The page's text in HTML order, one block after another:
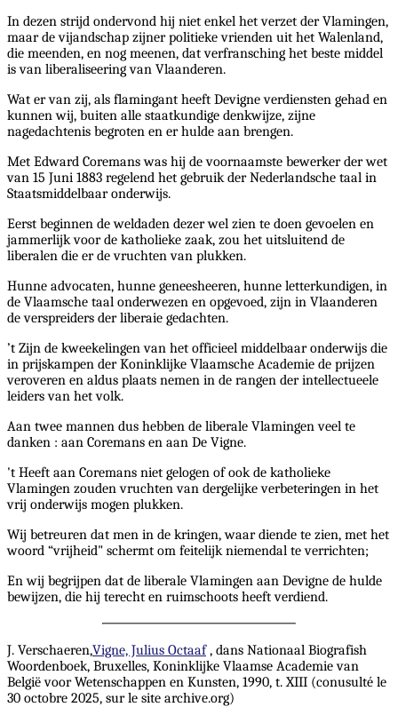
In dezen strijd ondervond hij niet enkel het verzet der Vlamingen,
maar de vijandschap zijner politieke vrienden uit het Walenland,
die meenden, en nog meenen, dat verfransching het beste middel
is van liberaliseering van Vlaanderen.
Wat er van zij, als flamingant heeft Devigne verdiensten gehad en
kunnen wij, buiten alle staatkundige denkwijze, zijne
nagedachtenis begroten en er hulde aan brengen.
Met Edward Coremans was hij de voornaamste bewerker der wet
van 15 Juni 1883 regelend het gebruik der Nederlandsche taal in
Staatsmiddelbaar onderwijs.
Eerst beginnen de weldaden dezer wel zien te doen gevoelen en
jammerlijk voor de katholieke zaak, zou het uitsluitend de
liberalen die er de vruchten van plukken.
Hunne advocaten, hunne geneesheeren, hunne letterkundigen, in
de Vlaamsche taal onderwezen en opgevoed, zijn in Vlaanderen
de verspreiders der liberaie gedachten.
’t Zijn de kweekelingen van het officieel middelbaar onderwijs die
in prijskampen der Koninklijke Vlaamsche Academie de prijzen
veroveren en aldus plaats nemen in de rangen der intellectueele
leiders van het volk.
Aan twee mannen dus hebben de liberale Vlamingen veel te
danken : aan Coremans en aan De Vigne.
't Heeft aan Coremans niet gelogen of ook de katholieke
Vlamingen zouden vruchten van dergelijke verbeteringen in het
vrij onderwijs mogen plukken.
Wij betreuren dat men in de kringen, waar diende te zien, met het
woord “vrijheid" schermt om feitelijk niemendal te verrichten;
En wij begrijpen dat de liberale Vlamingen aan Devigne de hulde
bewijzen, die hij terecht en ruimschoots heeft verdiend.
J. Verschaeren,Vigne, Julius Octaaf , dans Nationaal Biografish
Woordenboek, Bruxelles, Koninklijke Vlaamse Academie van
België voor Wetenschappen en Kunsten, 1990, t. XIII (conusulté le
30 octobre 2025, sur le site archive.org)